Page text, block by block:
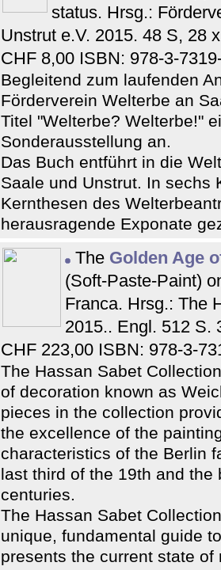
status. Hrsg.:
Unstrut e.V. 2015. 48 S, 28
CHF 8,00 ISBN: 978-3-
Begleitend zum laufenden
Förderverein Welterbe an
Titel "Welterbe? Welterbe!"
Sonderausstellung an.
Das Buch entführt in die
Saale und Unstrut. In sechs
Kernthesen des
herausragende Exponate
The Golden Age
(Soft-Paste-Paint)
Franca. Hrsg.: The
2015.. Engl. 512 S.
CHF 223,00 ISBN: 978-3-
The Hassan Sabet
of decoration known as
pieces in the collection
the excellence of the
characteristics of the Berlin
last third of the 19th and the
centuries.
The Hassan Sabet
unique, fundamental guide
presents the current state